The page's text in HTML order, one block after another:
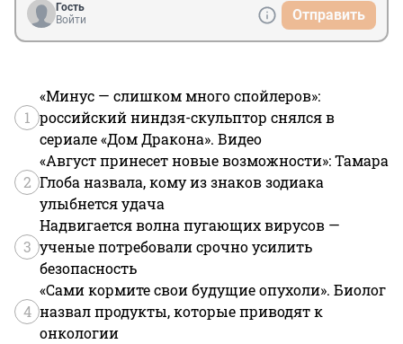
Гость
Войти
Отправить
1
«Минус — слишком много спойлеров»:
российский ниндзя-скульптор снялся в
сериале «Дом Дракона». Видео
2
«Август принесет новые возможности»: Тамара
Глоба назвала, кому из знаков зодиака
улыбнется удача
3
Надвигается волна пугающих вирусов —
ученые потребовали срочно усилить
безопасность
4
«Сами кормите свои будущие опухоли». Биолог
назвал продукты, которые приводят к
онкологии